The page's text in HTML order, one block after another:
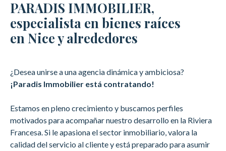
PARADIS IMMOBILIER,
especialista en bienes raíces
en Nice y alrededores
¿Desea unirse a una agencia dinámica y ambiciosa?
¡Paradis Immobilier está contratando!
Estamos en pleno crecimiento y buscamos perfiles
motivados para acompañar nuestro desarrollo en la Riviera
Francesa. Si le apasiona el sector inmobiliario, valora la
calidad del servicio al cliente y está preparado para asumir